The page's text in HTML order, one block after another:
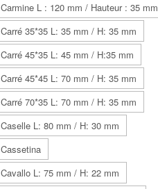
Carmine L : 120 mm / Hauteur : 35 mm
Carré 35*35 L: 35 mm / H: 35 mm
Carré 45*35 L: 45 mm / H:35 mm
Carré 45*45 L: 70 mm / H: 35 mm
Carré 70*35 L: 70 mm / H: 35 mm
Caselle L: 80 mm / H: 30 mm
Cassetina
Cavallo L: 75 mm / H: 22 mm